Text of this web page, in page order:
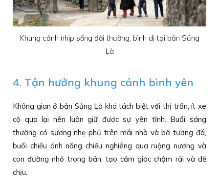
Khung cảnh nhịp sống đời thường, bình dị tại bản Sủng
Là
4. Tận hưởng khung cảnh bình yên
Không gian ở bản Sủng Là khá tách biệt với thị trấn, ít xe
cộ qua lại nên luôn giữ được sự yên tĩnh. Buổi sáng
thường có sương nhẹ phủ trên mái nhà và bờ tường đá,
buổi chiều ánh nắng chiếu nghiêng qua ruộng nương và
con đường nhỏ trong bản, tạo cảm giác chậm rãi và dễ
chịu.